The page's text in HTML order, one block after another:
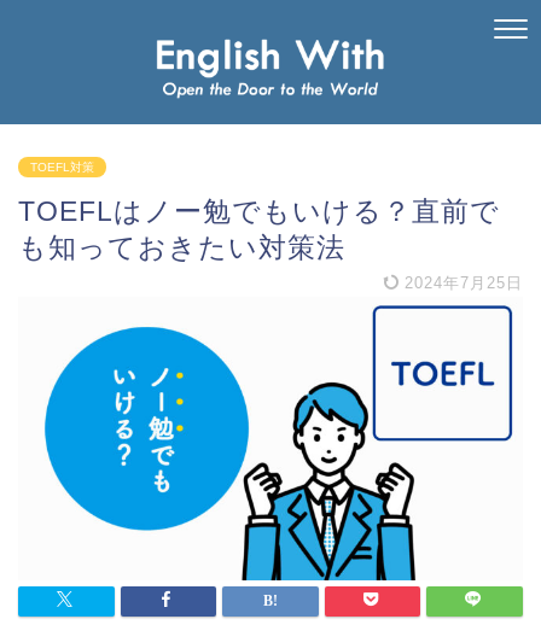
TOEFL対策
TOEFLはノー勉でもいける？直前で
も知っておきたい対策法
2024年7月25日